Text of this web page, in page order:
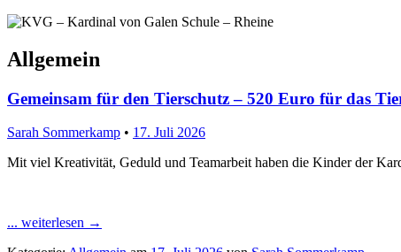
Allgemein
Gemeinsam für den Tierschutz – 520 Euro für das
Sarah Sommerkamp • 17. Juli 2026
Mit viel Kreativität, Geduld und Teamarbeit haben die Kinder der
... weiterlesen →